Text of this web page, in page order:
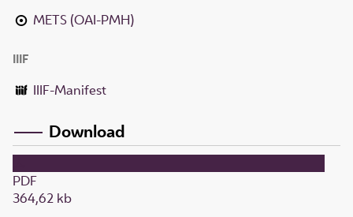
METS (OAI-PMH)
IIIF
IIIF-Manifest
Download
PDF
364,62 kb